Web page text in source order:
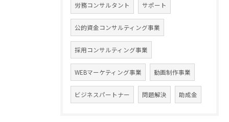
労務コンサルタント サポート
公的資金コンサルティング事業
採用コンサルティング事業
WEBマーケティング事業 動画制作事業
ビジネスパートナー 問題解決 助成金